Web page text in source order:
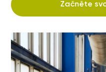
Začněte